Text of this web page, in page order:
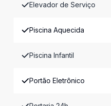
Elevador de Serviço
Piscina Aquecida
Piscina Infantil
Portão Eletrônico